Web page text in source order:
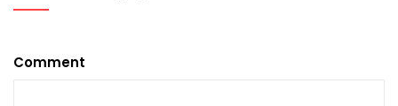
Comment